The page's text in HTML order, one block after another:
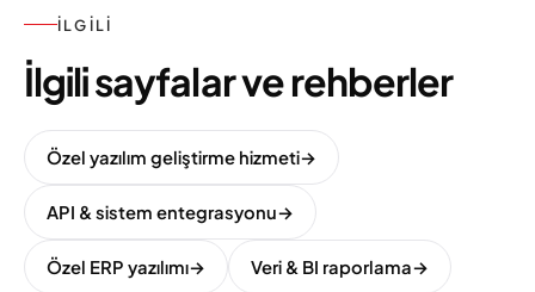
İLGILI
İlgili sayfalar ve rehberler
Özel yazılım geliştirme hizmeti→
API & sistem entegrasyonu→
Özel ERP yazılımı→ Veri & BI raporlama→